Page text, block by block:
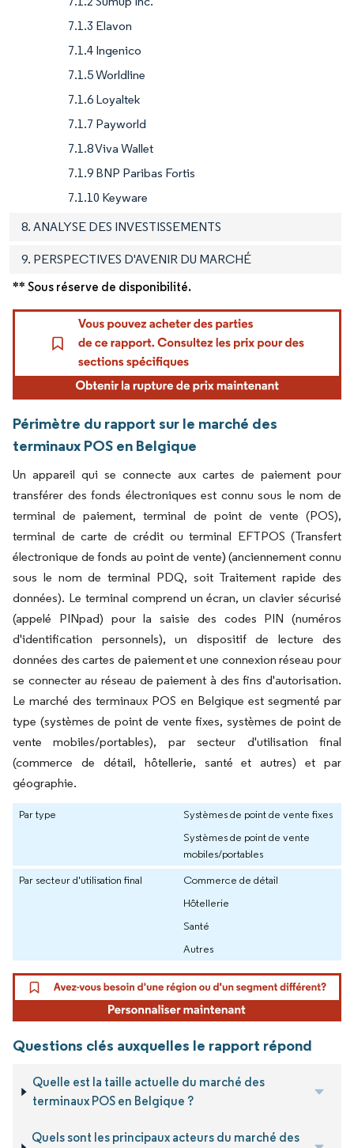
7.1.3 Elavon
7.1.4 Ingenico
7.1.5 Worldline
7.1.6 Loyaltek
7.1.7 Payworld
7.1.8 Viva Wallet
7.1.9 BNP Paribas Fortis
7.1.10 Keyware
8. ANALYSE DES INVESTISSEMENTS
9. PERSPECTIVES D'AVENIR DU MARCHÉ
** Sous réserve de disponibilité.
Périmètre du rapport sur le marché des
terminaux POS en Belgique
Un appareil qui se connecte aux cartes de paiement pour
transférer des fonds électroniques est connu sous le nom de
terminal de paiement, terminal de point de vente (POS),
terminal de carte de crédit ou terminal EFTPOS (Transfert
électronique de fonds au point de vente)(anciennement connu
sous le nom de terminal PDQ, soit Traitement rapide des
données). Le terminal comprend un écran, un clavier sécurisé
(appelé PINpad) pour la saisie des codes PIN (numéros
d'identification personnels), un dispositif de lecture des
données des cartes de paiement et une connexion réseau pour
se connecter au réseau de paiement à des fins d'autorisation.
Le marché des terminaux POS en Belgique est segmenté par
type (systèmes de point de vente fixes, systèmes de point de
vente mobiles/portables), par secteur d'utilisation final
(commerce de détail, hôtellerie, santé et autres) et par
géographie.
Par type
Systèmes de point de vente fixes
Systèmes de point de vente
mobiles/portables
Par secteur d'utilisation final
Commerce de détail
Hôtellerie
Santé
Autres
Questions clés auxquelles le rapport répond
Quelle est la taille actuelle du marché des
terminaux POS en Belgique ?
Quels sont les principaux acteurs du marché des